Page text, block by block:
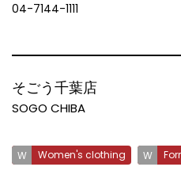
04-7144-1111
そごう千葉店
SOGO CHIBA
Women's clothing